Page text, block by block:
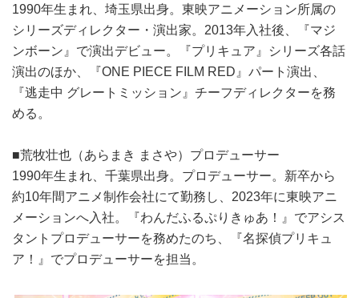
1990年生まれ、埼玉県出身。東映アニメーション所属の
シリーズディレクター・演出家。2013年入社後、『マジ
ンボーン』で演出デビュー。『プリキュア』シリーズ各話
演出のほか、『ONE PIECE FILM RED』パート演出、
『逃走中 グレートミッション』チーフディレクターを務
める。
■荒牧壮也（あらまき まさや）プロデューサー
1990年生まれ、千葉県出身。プロデューサー。新卒から
約10年間アニメ制作会社にて勤務し、2023年に東映アニ
メーションへ入社。『わんだふるぷりきゅあ！』でアシス
タントプロデューサーを務めたのち、『名探偵プリキュ
ア！』でプロデューサーを担当。